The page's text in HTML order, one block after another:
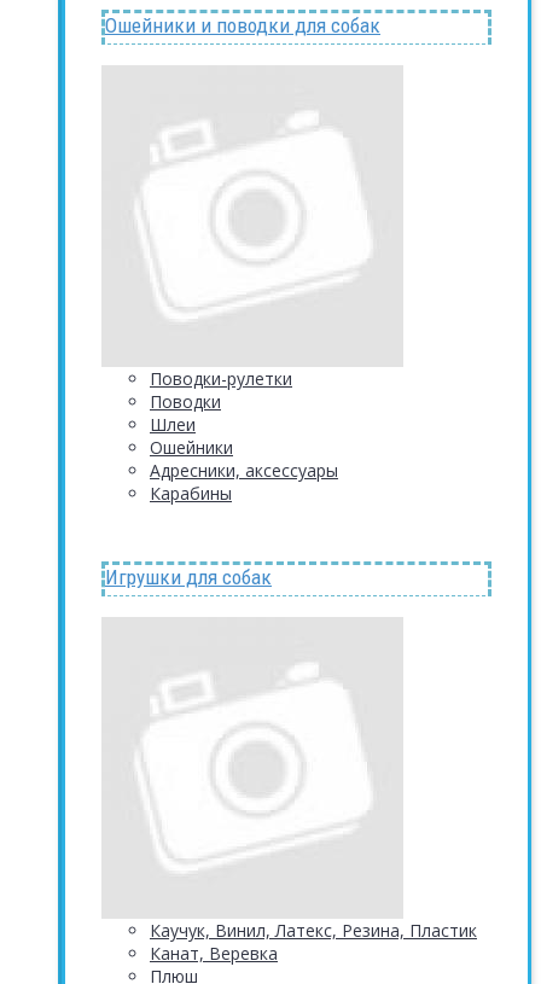
Ошейники и поводки для собак
Поводки-рулетки
Поводки
Шлеи
Ошейники
Адресники, аксессуары
Карабины
Игрушки для собак
Каучук, Винил, Латекс, Резина, Пластик
Канат, Веревка
Плюш